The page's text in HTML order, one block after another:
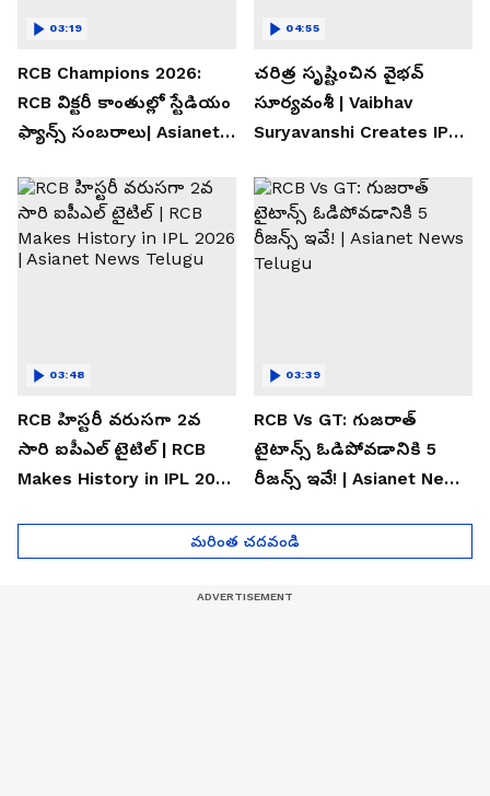
RCB Champions 2026:
RCB విక్టరీ కాంతుల్లో స్టేడియం
ఫ్యాన్స్ సంబరాలు| Asianet
03:19
చరిత్ర సృష్టించిన వైభవ్
సూర్యవంశీ | Vaibhav
Suryavanshi Creates IPL
Telugu
04:55
RCB హిస్టరీ వరుసగా 2వ
సారి ఐపీఎల్ టైటిల్ | RCB
Makes History in IPL 2026
03:48
RCB Vs GT: గుజరాత్
టైటాన్స్ ఓడిపోవడానికి 5
రీజన్స్ ఇవే! | Asianet News
03:39
మరింత చదవండి